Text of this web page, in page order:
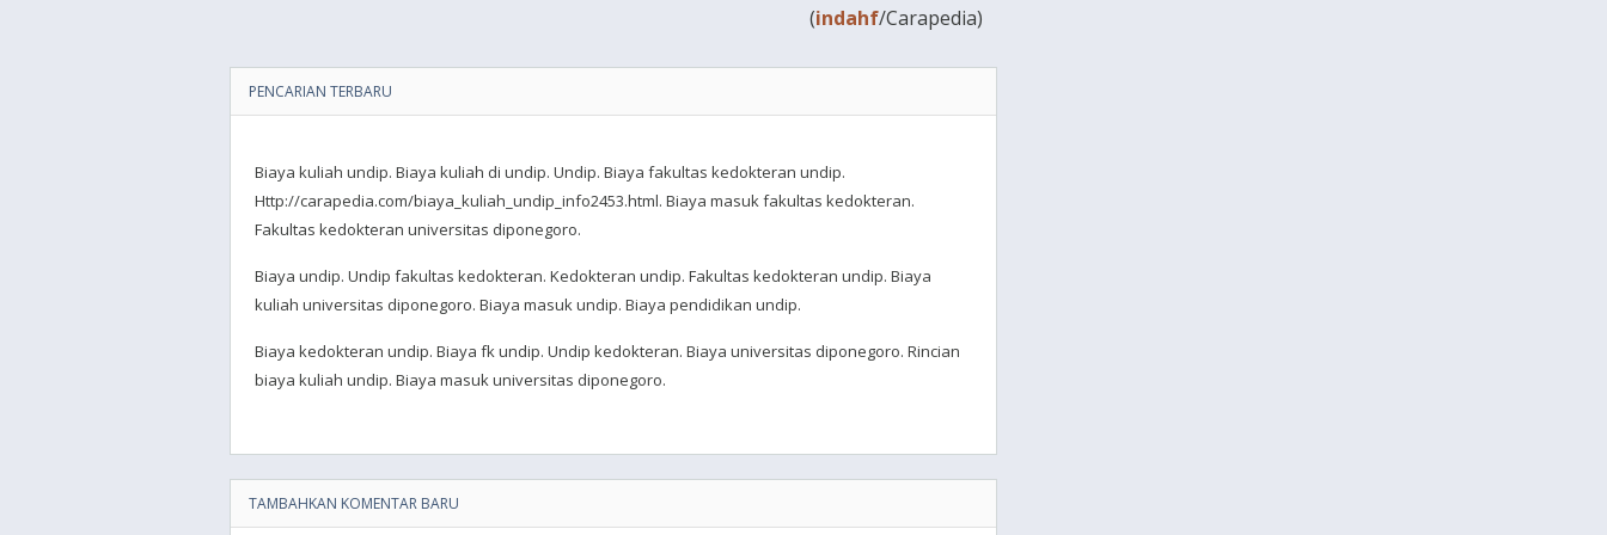
(indahf/Carapedia)
PENCARIAN TERBARU
Biaya kuliah undip. Biaya kuliah di undip. Undip. Biaya fakultas kedokteran undip.
Http://carapedia.com/biaya_kuliah_undip_info2453.html. Biaya masuk fakultas kedokteran.
Fakultas kedokteran universitas diponegoro.
Biaya undip. Undip fakultas kedokteran. Kedokteran undip. Fakultas kedokteran undip. Biaya
kuliah universitas diponegoro. Biaya masuk undip. Biaya pendidikan undip.
Biaya kedokteran undip. Biaya fk undip. Undip kedokteran. Biaya universitas diponegoro. Rincian
biaya kuliah undip. Biaya masuk universitas diponegoro.
TAMBAHKAN KOMENTAR BARU